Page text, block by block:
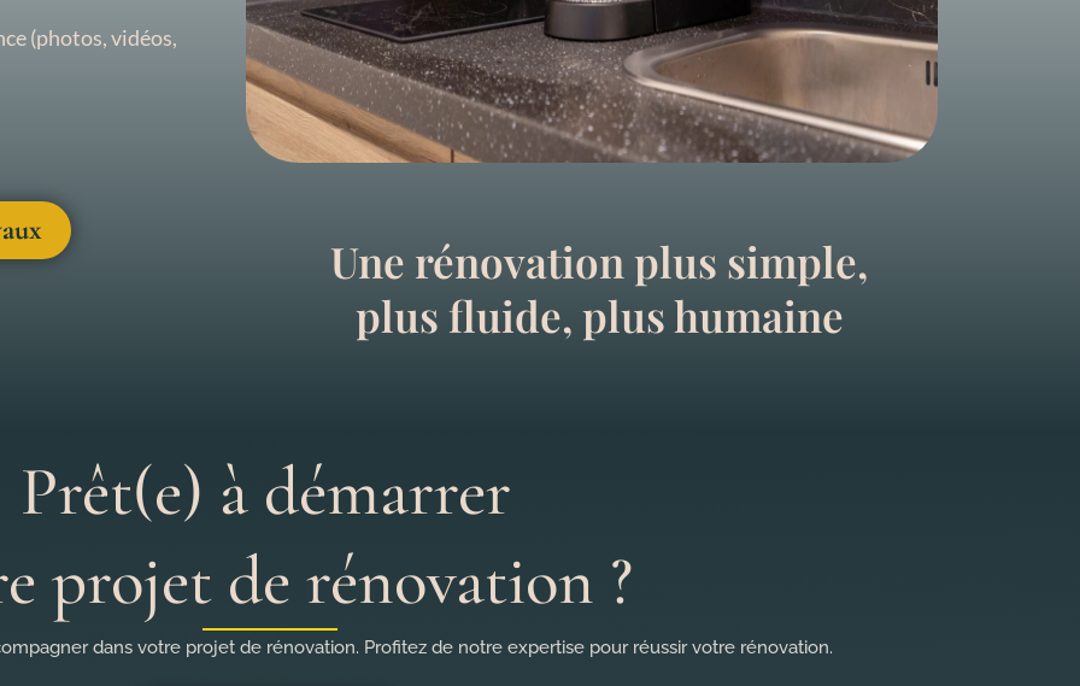
(photos, vidéos,
Une rénovation plus simple,
plus fluide, plus humaine
Prêt(e) à démarrer
projet de rénovation ?
dans votre projet de rénovation. Profitez de notre expertise pour réussir votre rénovation.